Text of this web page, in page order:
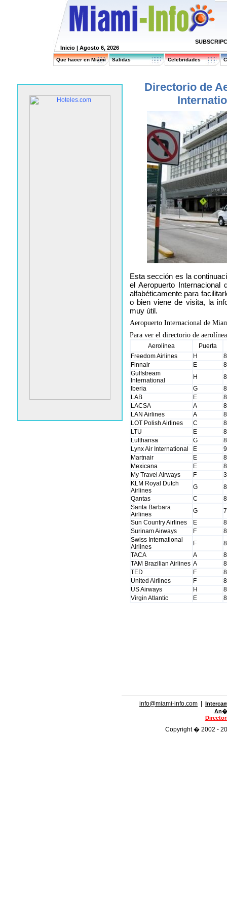
Inicio | Agosto 6, 2026
Que hacer en Miami Salidas Celebridades
Directorio de
Esta sección es la
el Aeropuerto
alfabéticamente para
o bien viene de visita, la
muy útil.
Aeropuerto Internacional de
Para ver el directorio de
Aerolínea
Puerta
Freedom Airlines
H
Finnair
E
Gulfstream
International
H
Iberia
G
LAB
E
LACSA
A
LAN Airlines
A
LOT Polish Airlines
C
LTU
E
Lufthansa
G
Lynx Air International
E
Martnair
E
Mexicana
E
My Travel Airways
F
KLM Royal Dutch
Airlines
G
Qantas
C
Santa Barbara
Airlines
G
Sun Country Airlines
E
Surinam Airways
F
Swiss International
Airlines
F
TACA
A
TAM Brazilian Airlines A
TED
F
United Airlines
F
US Airways
H
Virgin Atlantic
E
info@miami-info.com
Copyright � 2002 -